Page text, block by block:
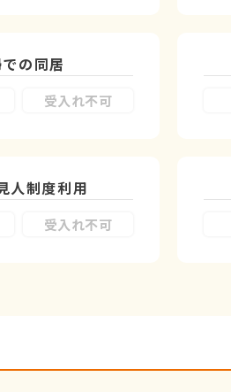
の同居
受入れ不可
人制度利用
受入れ不可